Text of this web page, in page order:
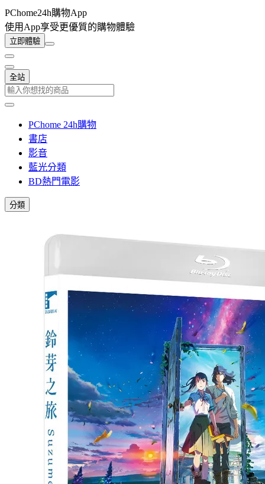
PChome24h購物App
使用App享受更優質的購物體驗
立即體驗
全站
PChome 24h購物
書店
影音
藍光分類
BD熱門電影
分類